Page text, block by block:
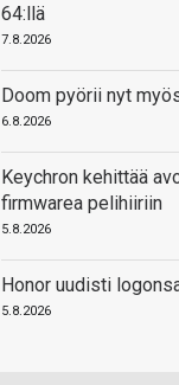
64:llä
7.8.2026
Doom pyörii nyt
6.8.2026
Keychron kehittää
firmwarea pelihiiriin
5.8.2026
Honor uudisti
5.8.2026